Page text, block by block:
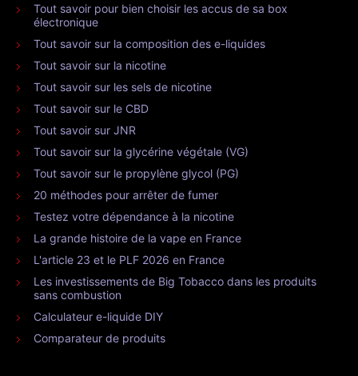
Tout savoir pour bien choisir les accus de sa box
électronique
Tout savoir sur la composition des e-liquides
Tout savoir sur la nicotine
Tout savoir sur les sels de nicotine
Tout savoir sur le CBD
Tout savoir sur JNR
Tout savoir sur la glycérine végétale (VG)
Tout savoir sur le propylène glycol (PG)
20 méthodes pour arrêter de fumer
Testez votre dépendance à la nicotine
La grande histoire de la vape en France
L'article 23 et le PLF 2026 en France
Les investissements de Big Tobacco dans les produits
sans combustion
Calculateur e-liquide DIY
Comparateur de produits